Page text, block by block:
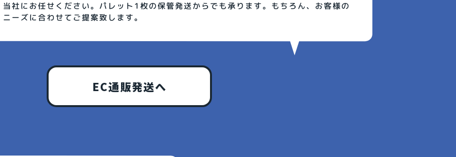
当社にお任せください。パレット1枚の保管発送からでも承ります。もちろん、お客様の
ニーズに合わせてご提案致します。
EC通販発送へ